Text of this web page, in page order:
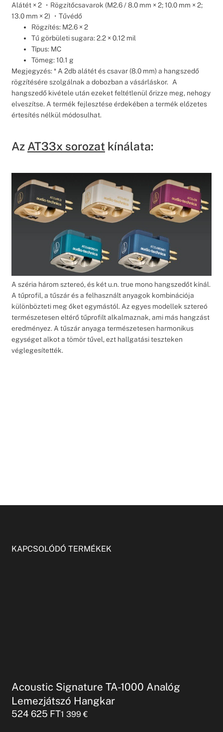
Alátét × 2 ・Rögzítőcsavarok (M2.6 / 8.0 mm × 2; 10.0 mm × 2;
13.0 mm × 2) ・Tűvédő
Rögzítés: M2.6 × 2
Tű görbületi sugara: 2.2 × 0.12 mil
Típus: MC
Tömeg: 10.1 g
Megjegyzés: * A 2db alátét és csavar (8.0 mm) a hangszedő
rögzítésére szolgálnak a dobozban a vásárláskor. A
hangszedő kivétele után ezeket feltétlenül őrizze meg, nehogy
elveszítse. A termék fejlesztése érdekében a termék előzetes
értesítés nélkül módosulhat.
Az AT33x sorozat kínálata:
A széria három sztereó, és két u.n. true mono hangszedőt kínál.
A tűprofil, a tűszár és a felhasznált anyagok kombinációja
különbözteti meg őket egymástól. Az egyes modellek sztereó
természetesen eltérő tűprofilt alkalmaznak, ami más hangzást
eredményez. A tűszár anyaga természetesen harmonikus
egységet alkot a tömör tűvel, ezt hallgatási teszteken
véglegesítették.
KAPCSOLÓDÓ TERMÉKEK
Acoustic Signature TA-1000 Analóg
Lemezjátszó Hangkar
524 625 FT1 399€